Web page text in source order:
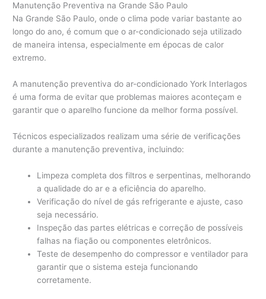
Manutenção Preventiva na Grande São Paulo
Na Grande São Paulo, onde o clima pode variar bastante ao
longo do ano, é comum que o ar-condicionado seja utilizado
de maneira intensa, especialmente em épocas de calor
extremo.
A manutenção preventiva do ar-condicionado York Interlagos
é uma forma de evitar que problemas maiores aconteçam e
garantir que o aparelho funcione da melhor forma possível.
Técnicos especializados realizam uma série de verificações
durante a manutenção preventiva, incluindo:
Limpeza completa dos filtros e serpentinas, melhorando
a qualidade do ar e a eficiência do aparelho.
Verificação do nível de gás refrigerante e ajuste, caso
seja necessário.
Inspeção das partes elétricas e correção de possíveis
falhas na fiação ou componentes eletrônicos.
Teste de desempenho do compressor e ventilador para
garantir que o sistema esteja funcionando
corretamente.